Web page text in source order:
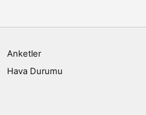
Anketler
Hava Durumu